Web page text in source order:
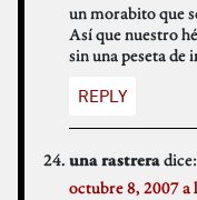
un morabito que
Así que nuestro
sin una peseta
REPLY
una rastreradice:
octubre 8, 2007 a